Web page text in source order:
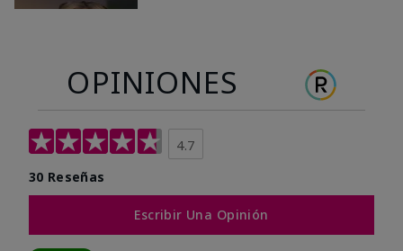
OPINIONES
4.7
30 Reseñas
Escribir Una Opinión